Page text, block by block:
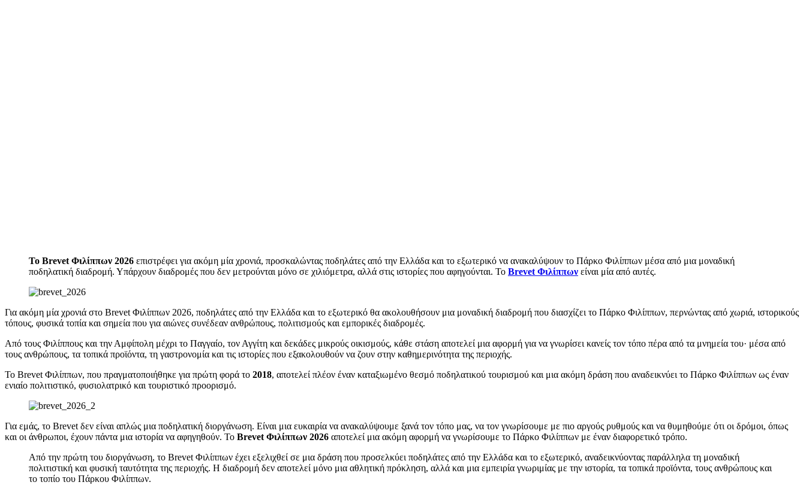
Το Brevet Φιλίππων 2026 επιστρέφει για ακόμη μία χρονιά, προσκαλώντας ποδηλάτες από την Ελλάδα και το εξωτερικό να ανακαλύψουν το Πάρκο Φιλίππων μέσα από μια μοναδική
ποδηλατική διαδρομή. Υπάρχουν διαδρομές που δεν μετρούνται μόνο σε χιλιόμετρα, αλλά στις ιστορίες που αφηγούνται. Το Brevet Φιλίππων είναι μία από αυτές.
Για ακόμη μία χρονιά στο Brevet Φιλίππων 2026, ποδηλάτες από την Ελλάδα και το εξωτερικό θα ακολουθήσουν μια μοναδική διαδρομή που διασχίζει το Πάρκο Φιλίππων, περνώντας από χωριά, ιστορικούς
τόπους, φυσικά τοπία και σημεία που για αιώνες συνέδεαν ανθρώπους, πολιτισμούς και εμπορικές διαδρομές.
Από τους Φιλίππους και την Αμφίπολη μέχρι το Παγγαίο, τον Αγγίτη και δεκάδες μικρούς οικισμούς, κάθε στάση αποτελεί μια αφορμή για να γνωρίσει κανείς τον τόπο πέρα από τα μνημεία του· μέσα από
τους ανθρώπους, τα τοπικά προϊόντα, τη γαστρονομία και τις ιστορίες που εξακολουθούν να ζουν στην καθημερινότητα της περιοχής.
Το Brevet Φιλίππων, που πραγματοποιήθηκε για πρώτη φορά το 2018, αποτελεί πλέον έναν καταξιωμένο θεσμό ποδηλατικού τουρισμού και μια ακόμη δράση που αναδεικνύει το Πάρκο Φιλίππων ως έναν
ενιαίο πολιτιστικό, φυσιολατρικό και τουριστικό προορισμό.
Για εμάς, το Brevet δεν είναι απλώς μια ποδηλατική διοργάνωση. Είναι μια ευκαιρία να ανακαλύψουμε ξανά τον τόπο μας, να τον γνωρίσουμε με πιο αργούς ρυθμούς και να θυμηθούμε ότι οι δρόμοι, όπως
και οι άνθρωποι, έχουν πάντα μια ιστορία να αφηγηθούν. Το Brevet Φιλίππων 2026 αποτελεί μια ακόμη αφορμή να γνωρίσουμε το Πάρκο Φιλίππων με έναν διαφορετικό τρόπο.
Από την πρώτη του διοργάνωση, το Brevet Φιλίππων έχει εξελιχθεί σε μια δράση που προσελκύει ποδηλάτες από την Ελλάδα και το εξωτερικό, αναδεικνύοντας παράλληλα τη μοναδική
πολιτιστική και φυσική ταυτότητα της περιοχής. Η διαδρομή δεν αποτελεί μόνο μια αθλητική πρόκληση, αλλά και μια εμπειρία γνωριμίας με την ιστορία, τα τοπικά προϊόντα, τους ανθρώπους και
το τοπίο του Πάρκου Φιλίππων.